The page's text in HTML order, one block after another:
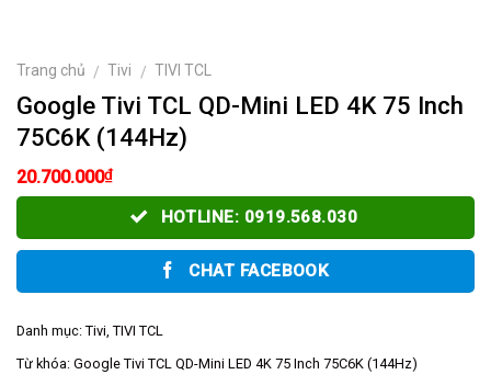
Trang chủ / Tivi / TIVI TCL
Google Tivi TCL QD-Mini LED 4K 75 Inch
75C6K (144Hz)
20.700.000₫
HOTLINE: 0919.568.030
CHAT FACEBOOK
Danh mục: Tivi TIVI TCL
Từ khóa: Google Tivi TCL QD-Mini LED 4K 75 Inch 75C6K (144Hz)